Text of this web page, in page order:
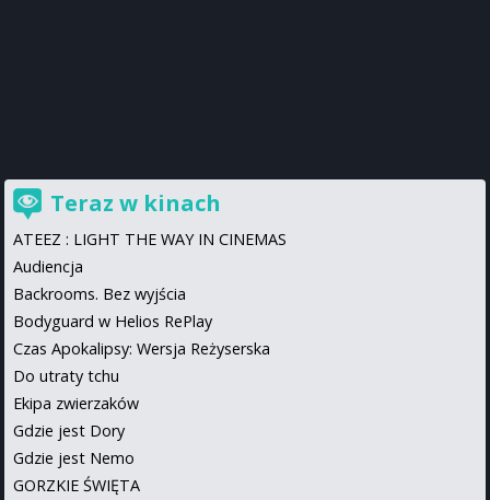
Teraz w kinach
ATEEZ : LIGHT THE WAY IN CINEMAS
Audiencja
Backrooms. Bez wyjścia
Bodyguard w Helios RePlay
Czas Apokalipsy: Wersja Reżyserska
Do utraty tchu
Ekipa zwierzaków
Gdzie jest Dory
Gdzie jest Nemo
GORZKIE ŚWIĘTA